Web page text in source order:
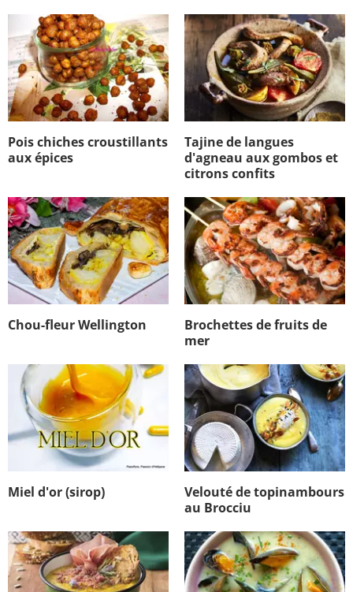
Pois chiches croustillants
aux épices
Tajine de langues
d'agneau aux gombos et
citrons confits
Chou-fleur Wellington
Brochettes de fruits de
mer
Miel d'or (sirop)
Velouté de topinambours
au Brocciu